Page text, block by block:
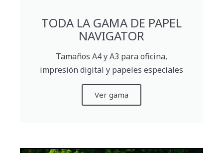
TODA LA GAMA DE PAPEL
NAVIGATOR
Tamaños A4 y A3 para oficina,
impresión digital y papeles especiales
Ver gama